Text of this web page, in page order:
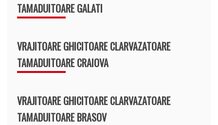
TAMADUITOARE GALATI
VRAJITOARE GHICITOARE CLARVAZATOARE
TAMADUITOARE CRAIOVA
VRAJITOARE GHICITOARE CLARVAZATOARE
TAMADUITOARE BRASOV